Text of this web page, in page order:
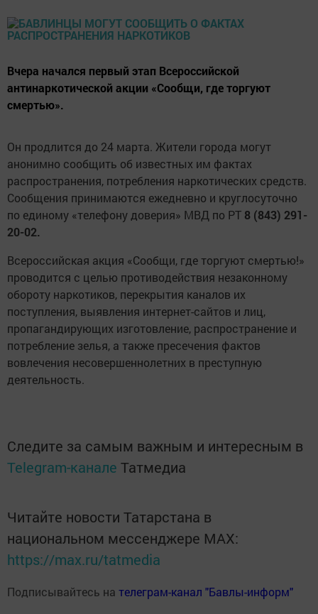
Вчера начался первый этап Всероссийской
антинаркотической акции «Сообщи, где торгуют
смертью».
Он продлится до 24 марта. Жители города могут
анонимно сообщить об известных им фактах
распространения, потребления наркотических средств.
Сообщения принимаются ежедневно и круглосуточно
по единому «телефону доверия» МВД по РТ 8 (843) 291-
20-02.
Всероссийская акция «Сообщи, где торгуют смертью!»
проводится с целью противодействия незаконному
обороту наркотиков, перекрытия каналов их
поступления, выявления интернет-сайтов и лиц,
пропагандирующих изготовление, распространение и
потребление зелья, а также пресечения фактов
вовлечения несовершеннолетних в преступную
деятельность.
Следите за самым важным и интересным в
Telegram-канале Татмедиа
Читайте новости Татарстана в
национальном мессенджере MАХ:
https://max.ru/tatmedia
Подписывайтесь на телеграм-канал "Бавлы-информ"